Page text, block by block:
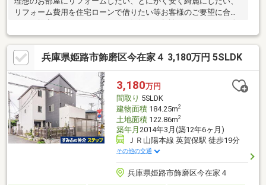
リフォーム費用を住宅ローンで借りたい等お客様のご要望に合わ
て5.6帖以上でゆったり生活♪■全室収納付で荷物が多くても安心で
す■広畑才郵便局まで徒歩5分で便利一度、実際にご覧になってみ
ませんか？暮らしやすい周辺環境も含め、スタッフがご案内いた
します。お家探しの第一歩としてでも大丈夫です(^^)/お気軽にお
問い合わせ下さいね♪
兵庫県姫路市飾磨区今在家４ 3,180万円 5SLDK
3,180万円
間取り 5SLDK
建物面積184.25m2
土地面積122.86m2
築年月 2014年3月(築12年6ヶ月)
ＪＲ山陽本線 英賀保駅 徒歩19分
その他の交通
兵庫県姫路市飾磨区今在家４